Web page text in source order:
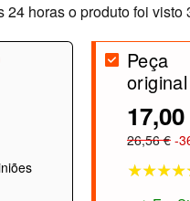
24 horas o produto foi visto
Peça
original
26,56 € -